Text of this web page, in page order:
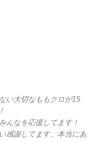
い大切なももクロが15
んなを応援してます！
感謝してます。本当にあ